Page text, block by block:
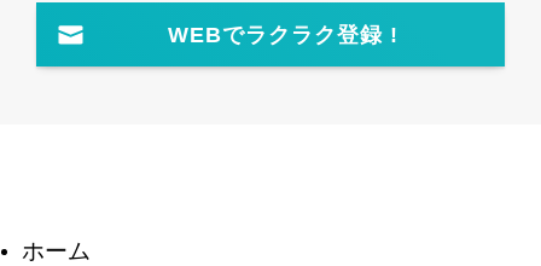
WEBでラクラク登録 !
ホーム